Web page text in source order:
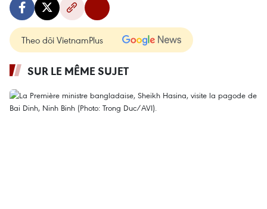
Theo dõi VietnamPlus
SUR LE MÊME SUJET